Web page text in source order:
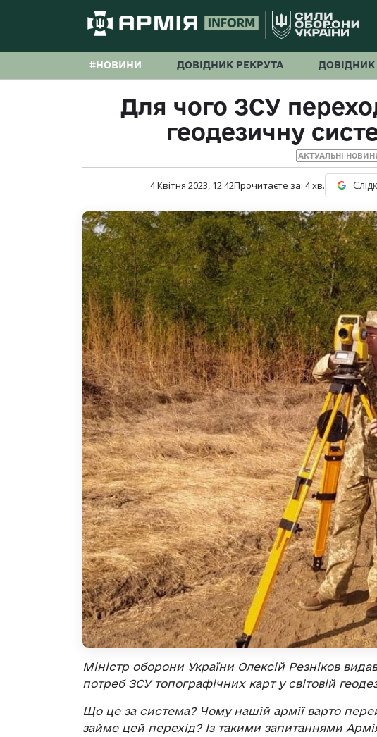
#НОВИНИ ДОВІДНИК РЕКРУТА ДОВІДНИК
Для чого ЗСУ
геодезичну
АКТУАЛЬНІ
4 Квітня 2023, 12:42Прочитаєте за: 4хв.
Міністр оборони України Олексій Резніков
потреб ЗСУ топографічних карт у світовій
Що це за система? Чому нашій армії варто
займе цей перехід? Із такими запитаннями